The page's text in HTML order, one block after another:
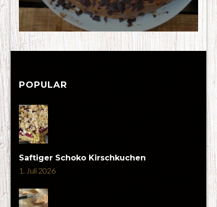
POPULAR
Saftiger Schoko Kirschkuchen
1. Juli 2026